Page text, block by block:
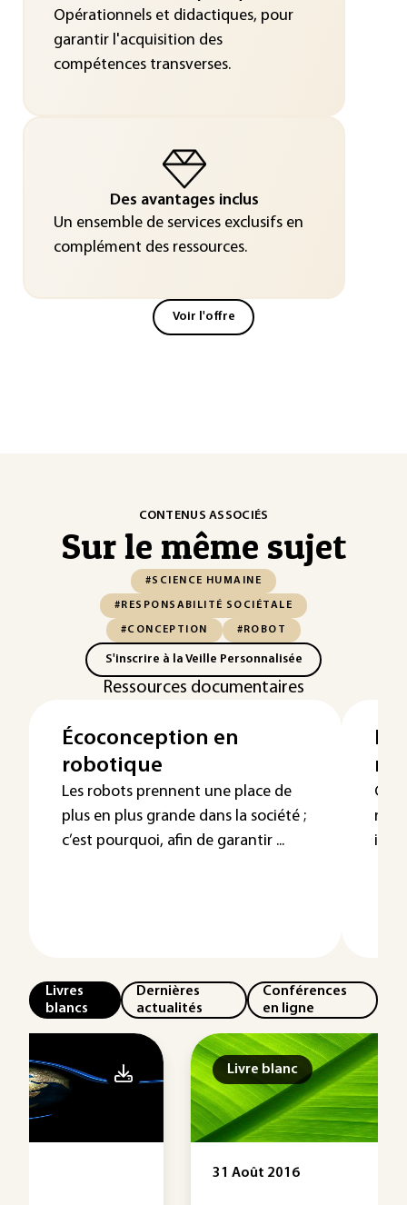
Opérationnels et didactiques, pour
garantir l'acquisition des
compétences transverses.
Des avantages inclus
Un ensemble de services exclusifs en
complément des ressources.
Voir l'offre
CONTENUS ASSOCIÉS
Sur le même sujet
#SCIENCE HUMAINE
#RESPONSABILITÉ SOCIÉTALE
#CONCEPTION #ROBOT
S'inscrire à la Veille Personnalisée
Ressources documentaires
Écoconception en
robotique
Les robots prennent une place de
plus en plus grande dans la société ;
c’est pourquoi, afin de garantir ...
Cet
Livres
blancs
Dernières
actualités
Conférences
en ligne
Livre blanc